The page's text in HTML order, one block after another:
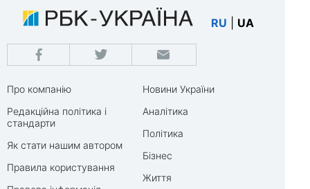
RU UA
Про компанію
Редакційна політика і
стандарти
Як стати нашим автором
Правила користування
Новини України
Аналітика
Політика
Бізнес
Життя